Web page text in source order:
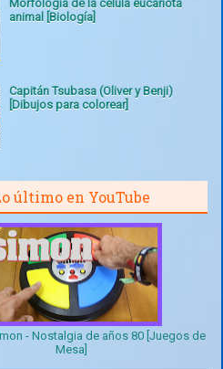
Morfología de la célula eucariota
animal [Biología]
Capitán Tsubasa (Oliver y Benji)
[Dibujos para colorear]
último en YouTube
- Nostalgia de años 80 [Juegos de
Mesa]